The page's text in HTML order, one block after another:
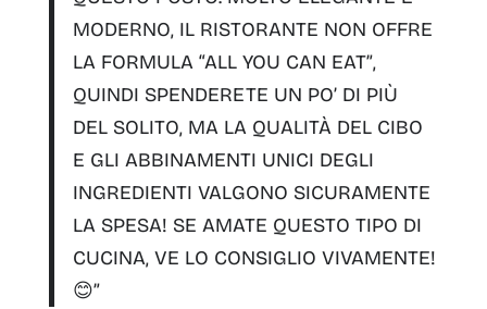
MODERNO, IL RISTORANTE NON OFFRE
LA FORMULA “ALL YOU CAN EAT”,
QUINDI SPENDERETE UN PO’ DI PIÙ
DEL SOLITO, MA LA QUALITÀ DEL CIBO
E GLI ABBINAMENTI UNICI DEGLI
INGREDIENTI VALGONO SICURAMENTE
LA SPESA! SE AMATE QUESTO TIPO DI
CUCINA, VE LO CONSIGLIO VIVAMENTE!
😊”